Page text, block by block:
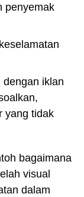
penyemak
dengan iklan
yang tidak
bagaimana
visual
dalam